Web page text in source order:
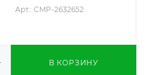
Арт.: CMP-2632652
В КОРЗИНУ